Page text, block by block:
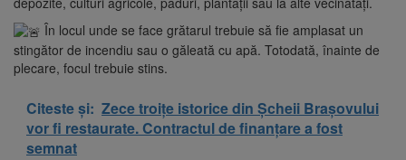
În locul unde se face grătarul trebuie să fie amplasat un
stingător de incendiu sau o găleată cu apă. Totodată, înainte de
plecare, focul trebuie stins.
Citeste și: Zece troițe istorice din Șcheii Brașovului
vor fi restaurate. Contractul de finanțare a fost
semnat